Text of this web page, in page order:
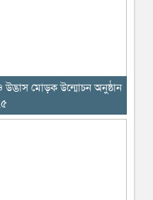
ও উদ্ভাস মোড়ক উন্মোচন অনুষ্ঠান